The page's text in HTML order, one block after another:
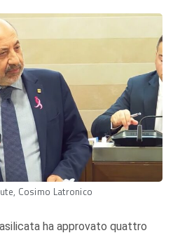
Cosimo Latronico
ha approvato quattro